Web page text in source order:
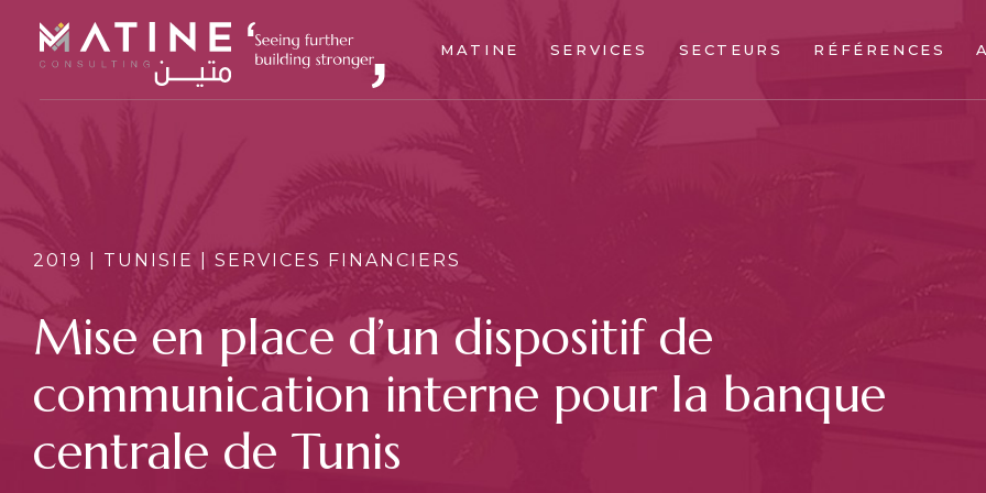
MATINE SERVICES SECTEURS RÉFÉRENCES
2019 | TUNISIE | SERVICES FINANCIERS
Mise en place d’un dispositif de
communication interne pour la banque
centrale de Tunis